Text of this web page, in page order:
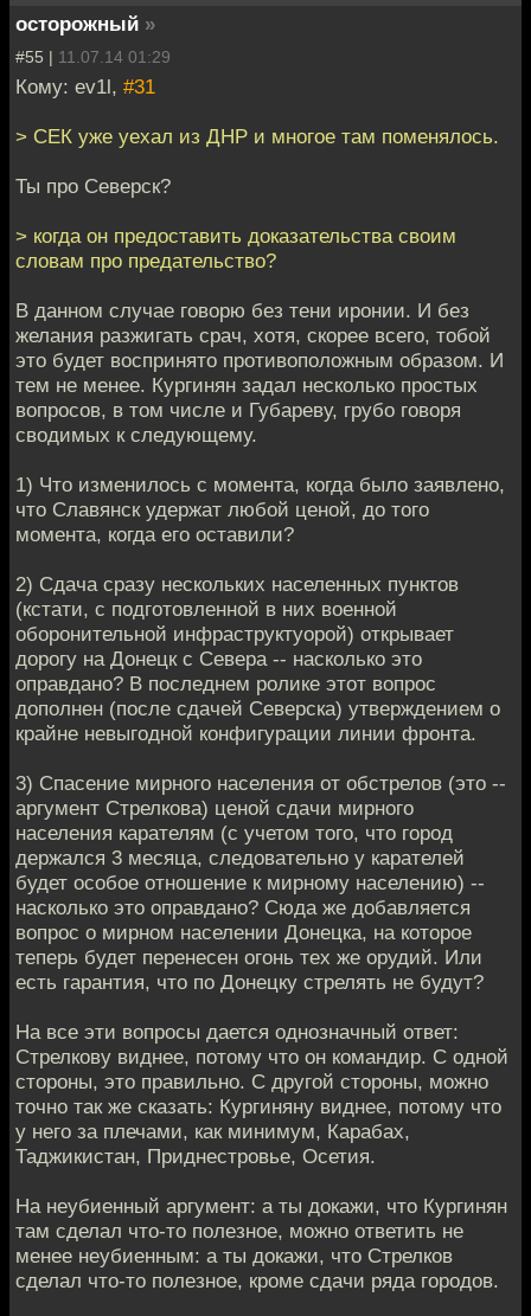
осторожный »
#55 | 11.07.14 01:29
Кому: ev1l, #31
> СЕК уже уехал из ДНР и многое там поменялось.
Ты про Северск?
> когда он предоставить доказательства своим
словам про предательство?
В данном случае говорю без тени иронии. И без
желания разжигать срач, хотя, скорее всего, тобой
это будет воспринято противоположным образом. И
тем не менее. Кургинян задал несколько простых
вопросов, в том числе и Губареву, грубо говоря
сводимых к следующему.
1) Что изменилось с момента, когда было заявлено,
что Славянск удержат любой ценой, до того
момента, когда его оставили?
2) Сдача сразу нескольких населенных пунктов
(кстати, с подготовленной в них военной
оборонительной инфраструктуорой) открывает
дорогу на Донецк с Севера -- насколько это
оправдано? В последнем ролике этот вопрос
дополнен (после сдачей Северска) утверждением о
крайне невыгодной конфигурации линии фронта.
3) Спасение мирного населения от обстрелов (это --
аргумент Стрелкова) ценой сдачи мирного
населения карателям (с учетом того, что город
держался 3 месяца, следовательно у карателей
будет особое отношение к мирному населению) --
насколько это оправдано? Сюда же добавляется
вопрос о мирном населении Донецка, на которое
теперь будет перенесен огонь тех же орудий. Или
есть гарантия, что по Донецку стрелять не будут?
На все эти вопросы дается однозначный ответ:
Стрелкову виднее, потому что он командир. С одной
стороны, это правильно. С другой стороны, можно
точно так же сказать: Кургиняну виднее, потому что
у него за плечами, как минимум, Карабах,
Таджикистан, Приднестровье, Осетия.
На неубиенный аргумент: а ты докажи, что Кургинян
там сделал что-то полезное, можно ответить не
менее неубиенным: а ты докажи, что Стрелков
сделал что-то полезное, кроме сдачи ряда городов.